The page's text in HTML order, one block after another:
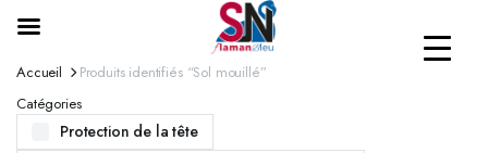
Accueil
Produits identifiés “Sol mouillé”
Catégories
Protection de la tête